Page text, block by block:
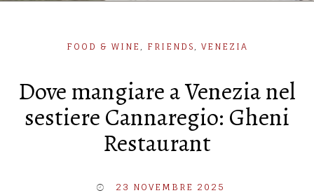
FOOD & WINE , FRIENDS , VENEZIA
Dove mangiare a Venezia nel
sestiere Cannaregio: Gheni
Restaurant
23 NOVEMBRE 2025